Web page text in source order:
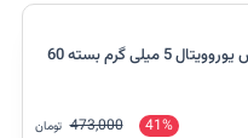
کپسول زینک پلاس یوروویتال 5 میلی گرم بسته 60
41%
473,000 تومان